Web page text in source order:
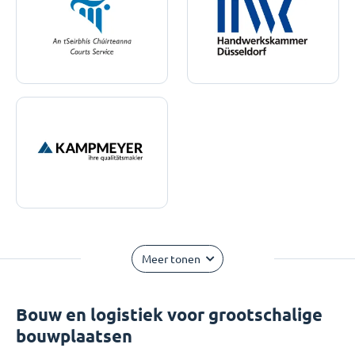
Meer tonen
Bouw en logistiek voor grootschalige
bouwplaatsen